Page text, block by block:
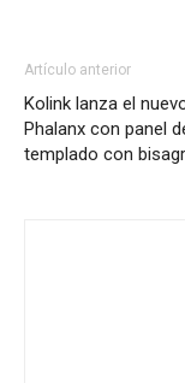
Artículo anterior
Kolink lanza el
Phalanx con panel
templado con